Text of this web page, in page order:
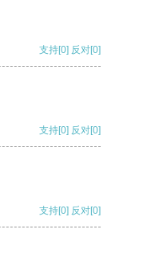
支持[0] 反对[0]
支持[0] 反对[0]
支持[0] 反对[0]